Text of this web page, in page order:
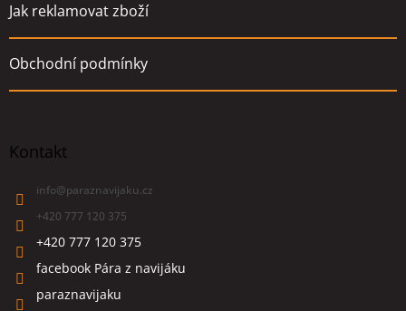
Jak reklamovat zboží
Obchodní podmínky
Kontakt
info@paraznavijaku.cz
+420 777 120 375
+420 777 120 375
facebook Pára z navijáku
paraznavijaku